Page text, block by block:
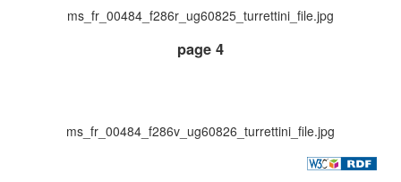
ms_fr_00484_f286r_ug60825_turrettini_file.jpg
page 4
ms_fr_00484_f286v_ug60826_turrettini_file.jpg